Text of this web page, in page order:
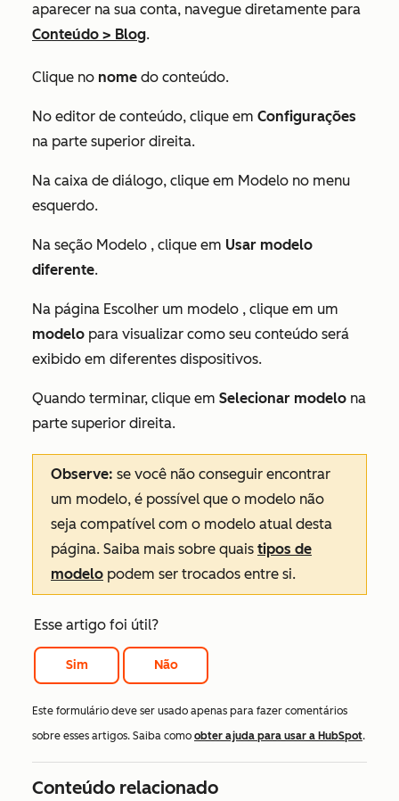
aparecer na sua conta, navegue diretamente para
Conteúdo > Blog.
Clique no nome do conteúdo.
No editor de conteúdo, clique em Configurações
na parte superior direita.
Na caixa de diálogo, clique em Modelo no menu
esquerdo.
Na seção Modelo , clique em Usar modelo
diferente.
Na página Escolher um modelo , clique em um
modelo para visualizar como seu conteúdo será
exibido em diferentes dispositivos.
Quando terminar, clique em Selecionar modelo na
parte superior direita.
Observe: se você não conseguir encontrar
um modelo, é possível que o modelo não
seja compatível com o modelo atual desta
página. Saiba mais sobre quais tipos de
modelo podem ser trocados entre si.
Esse artigo foi útil?
Sim Não
Este formulário deve ser usado apenas para fazer comentários
sobre esses artigos. Saiba como obter ajuda para usar a HubSpot.
Conteúdo relacionado